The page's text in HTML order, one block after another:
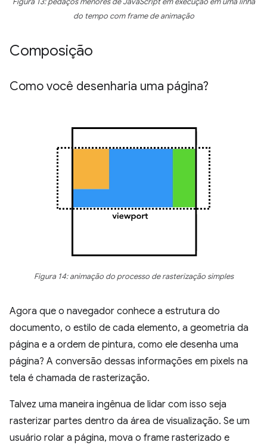
do tempo com frame de animação
Composição
Como você desenharia uma página?
Figura 14: animação do processo de rasterização simples
Agora que o navegador conhece a estrutura do
documento, o estilo de cada elemento, a geometria da
página e a ordem de pintura, como ele desenha uma
página? A conversão dessas informações em pixels na
tela é chamada de rasterização.
Talvez uma maneira ingênua de lidar com isso seja
rasterizar partes dentro da área de visualização. Se um
usuário rolar a página, mova o frame rasterizado e